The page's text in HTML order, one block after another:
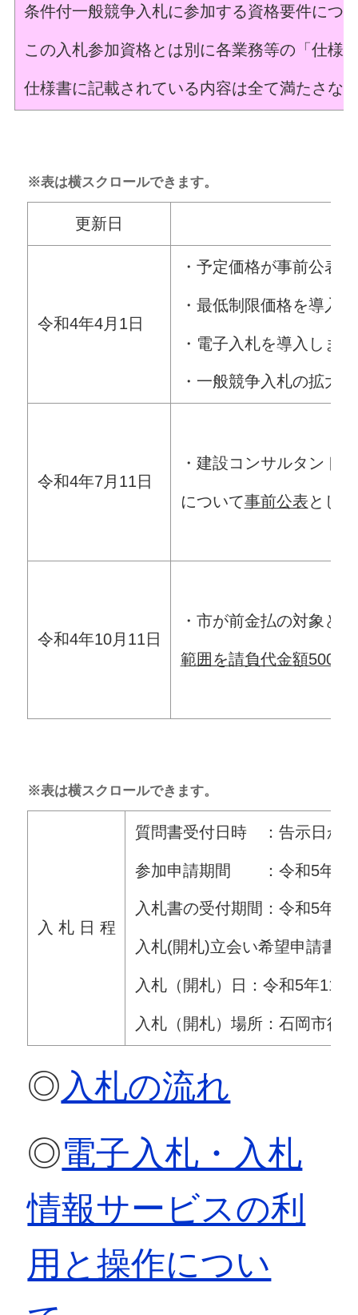
条件付一般競争入札に参加する資格要件につ
この入札参加資格とは別に各業務等の「仕様
仕様書に記載されている内容は全て満たさな
※表は横スクロールできます。
更新日
令和4年4月1日
・予定価格が事前公表
・最低制限価格を導入
・電子入札を導入しま
・一般競争入札の拡大
令和4年7月11日
・建設コンサルタント
について事前公表とし
令和4年10月11日
・市が前金払の対象と
範囲を請負代金額500万
※表は横スクロールできます。
入 札 日 程
質問書受付日時 ：告示日か
参加申請期間 ：令和5年11
入札書の受付期間：令和5年
入札(開札)立会い希望申請書
入札（開札）日：令和5年11
入札（開札）場所：石岡市役
◎入札の流れ
◎電子入札・入札
情報サービスの利
用と操作につい